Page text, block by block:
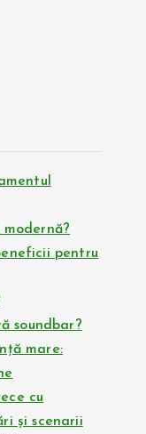
pentru
soundbar?
mare:
cu
și scenarii